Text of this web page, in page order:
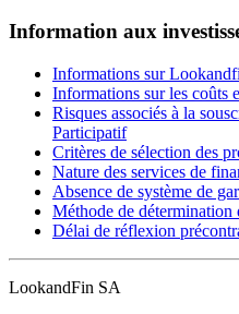
Information aux
Informations sur
Informations sur les coûts
Risques associés à la
Participatif
Critères de sélection des
Nature des services de
Absence de système de
Méthode de détermination
Délai de réflexion
LookandFin SA